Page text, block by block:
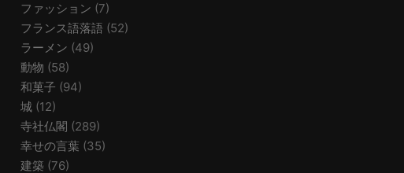
ファッション (7)
フランス語落語 (52)
ラーメン (49)
動物 (58)
和菓子 (94)
城 (12)
寺社仏閣 (289)
幸せの言葉 (35)
建築 (76)